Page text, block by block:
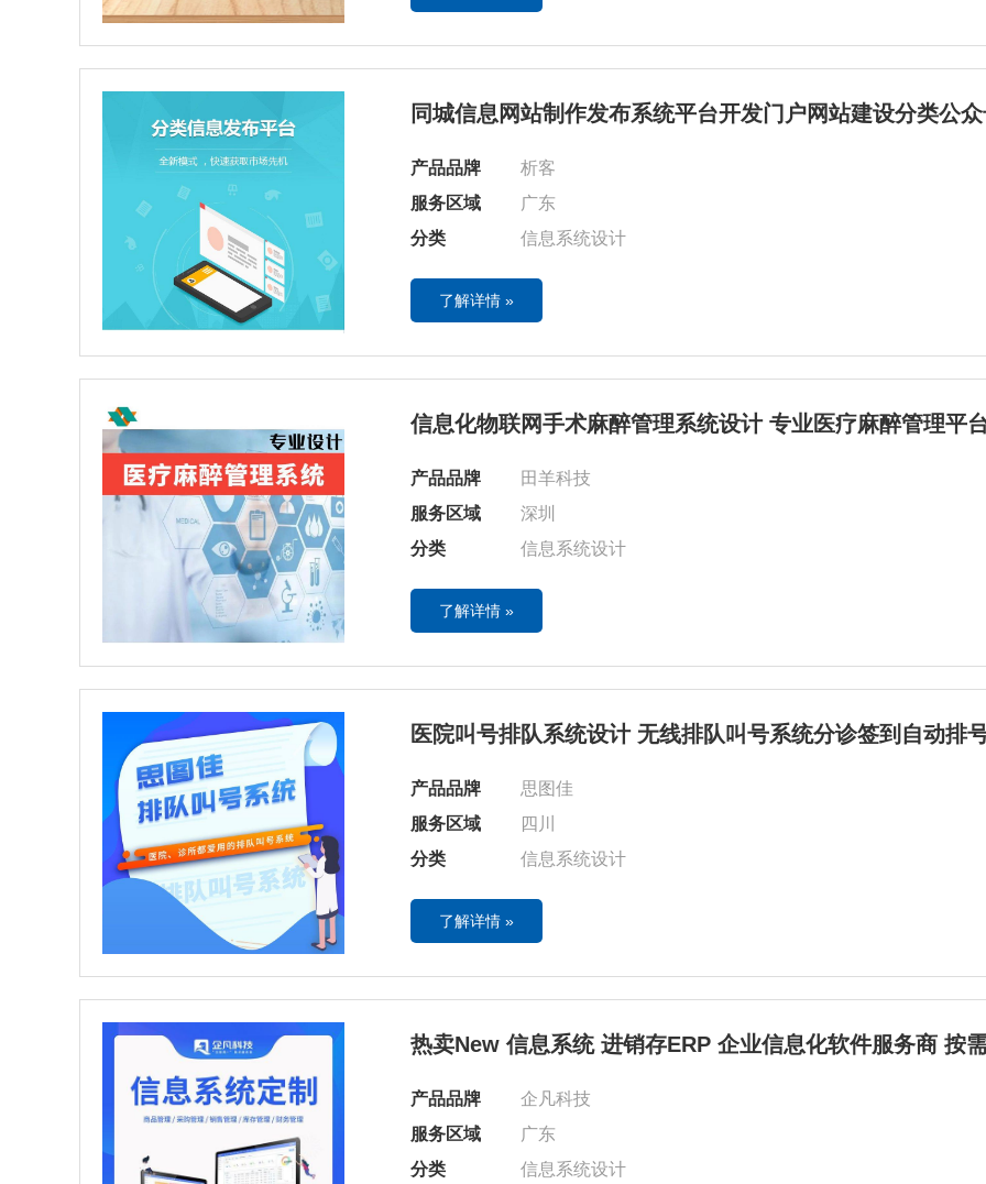
同城信息网站制作发布系统平台开发门户网站建设分类公
产品品牌
析客
服务区域
广东
分类
信息系统设计
了解详情 »
信息化物联网手术麻醉管理系统设计 专业医疗麻醉管理平
产品品牌
田羊科技
服务区域
深圳
分类
信息系统设计
了解详情 »
医院叫号排队系统设计 无线排队叫号系统分诊签到自动排
产品品牌
思图佳
服务区域
四川
分类
信息系统设计
了解详情 »
热卖New 信息系统 进销存ERP 企业信息化软件服务商 按
产品品牌
企凡科技
服务区域
广东
分类
信息系统设计